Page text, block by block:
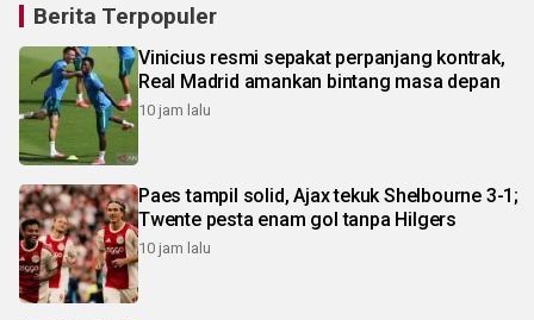
Berita Terpopuler
Vinicius resmi sepakat perpanjang kontrak,
Real Madrid amankan bintang masa depan
10 jam lalu
Paes tampil solid, Ajax tekuk Shelbourne 3-1;
Twente pesta enam gol tanpa Hilgers
10 jam lalu